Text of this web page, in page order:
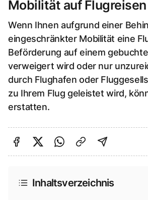
Mobilität auf
Wenn Ihnen aufgrund einer
eingeschränkter Mobilität eine
Beförderung auf einem
verweigert wird oder nur
durch Flughafen oder
zu Ihrem Flug geleistet wird,
erstatten.
Auf Facebook teilen
Auf Twitter teilen
Per Link
Inhaltsverzeichnis